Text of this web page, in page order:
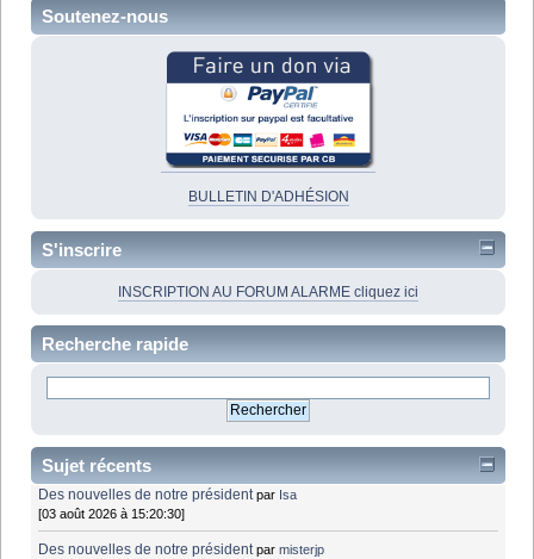
Soutenez-nous
BULLETIN D'ADHÉSION
S'inscrire
INSCRIPTION AU FORUM ALARME cliquez ici
Recherche rapide
Sujet récents
Des nouvelles de notre président par Isa
[03 août 2026 à 15:20:30]
Des nouvelles de notre président parmisterjp